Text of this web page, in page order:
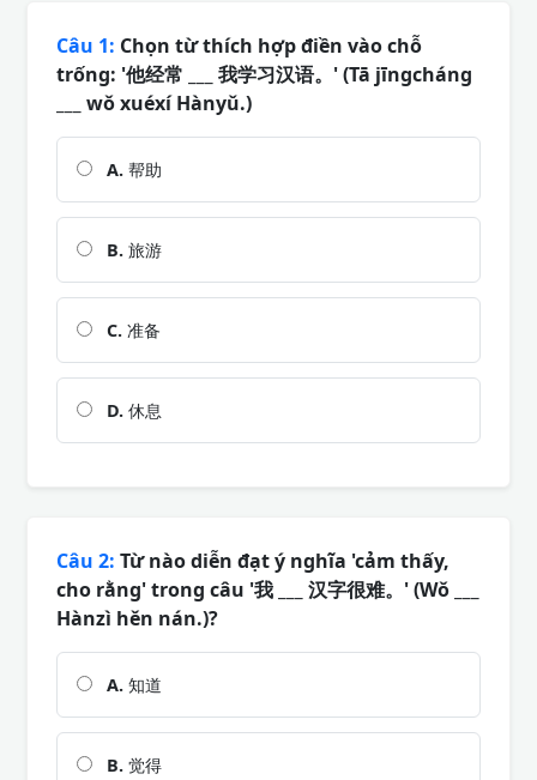
Câu 1: Chọn từ thích hợp điền vào chỗ
trống: '他经常 ___ 我学习汉语。' (Tā jīngcháng
___ wǒ xuéxí Hànyǔ.)
A. 帮助
B. 旅游
C. 准备
D. 休息
Câu 2: Từ nào diễn đạt ý nghĩa 'cảm thấy,
cho rằng' trong câu '我 ___ 汉字很难。' (Wǒ ___
Hànzì hěn nán.)?
A. 知道
B. 觉得